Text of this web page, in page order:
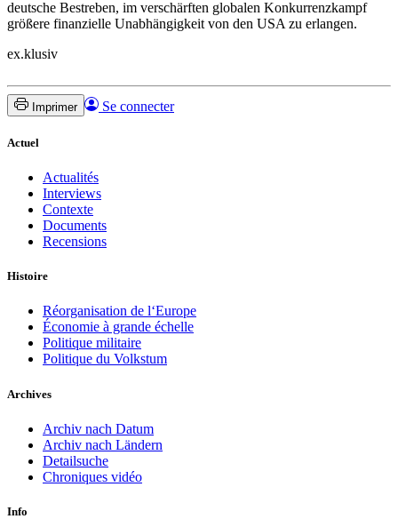
deutsche Bestreben, im verschärften globalen Konkurrenzkampf
größere finanzielle Unabhängigkeit von den USA zu erlangen.
ex.klusiv
Imprimer Se connecter
Actuel
Actualités
Interviews
Contexte
Documents
Recensions
Histoire
Réorganisation de l‘Europe
Économie à grande échelle
Politique militaire
Politique du Volkstum
Archives
Archiv nach Datum
Archiv nach Ländern
Detailsuche
Chroniques vidéo
Info